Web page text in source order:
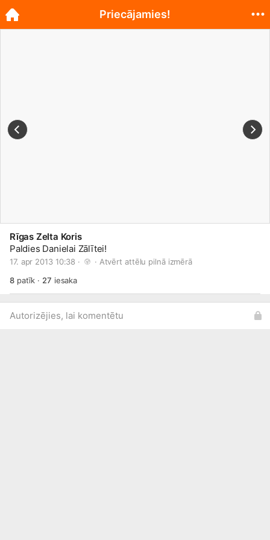
Rīgas Zelta Koris
Paldies Danielai Zālītei!
17. apr 2013 10:38 · · Atvērt attēlu pilnā izmērā
8patīk · 27 iesaka
Autorizējies, lai komentētu
Priecājamies!